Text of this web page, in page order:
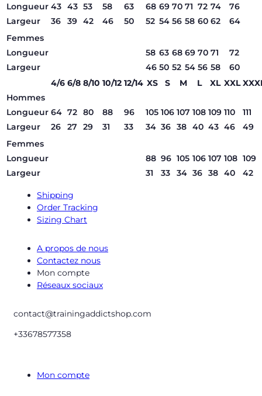
Longueur 43 43 53 58 63 68 69 70 71 72 74
76
Largeur
36 39 42 46 50 52 54 56 58 60 62
64
Femmes
Longueur
58 63 68 69 70 71
72
Largeur
46 50 52 54 56 58
60
4/6 6/8 8/10 10/12 12/14 XS S M L XL XXL
Hommes
Longueur 64 72 80 88 96 105 106 107 108 109 110
111
Largeur
26 27 29 31 33 34 36 38 40 43 46
49
Femmes
Longueur
88 96 105 106 107 108 109
Largeur
31 33 34 36 38 40 42
Shipping
Order Tracking
Sizing Chart
A propos de nous
Contactez nous
Mon compte
Réseaux sociaux
contact@trainingaddictshop.com
+33678577358
Mon compte